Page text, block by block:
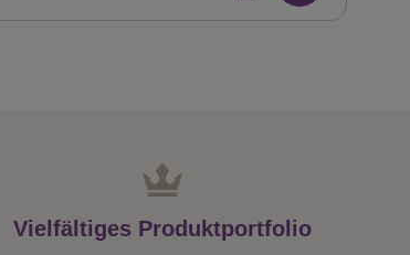
Vielfältiges Produktportfolio